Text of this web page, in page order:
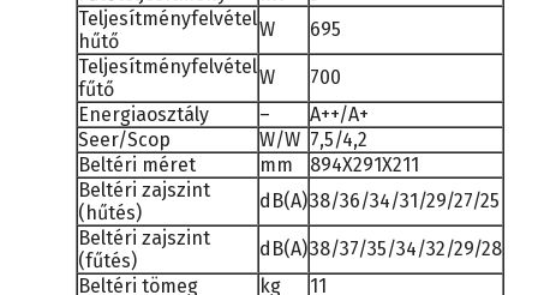
Teljesítményfelvétel
hűtő
W
695
Teljesítményfelvétel
fűtő
W
700
Energiaosztály
–
A++/A+
Seer/Scop
W/W 7,5/4,2
Beltéri méret
mm
894X291X211
Beltéri zajszint
(hűtés)
dB(A)38/36/34/31/29/27/25
Beltéri zajszint
(fűtés)
dB(A)38/37/35/34/32/29/28
Beltéri tömeg
kg
11